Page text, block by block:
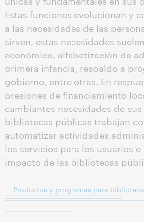
Estas funciones evolucionan y
a las necesidades de las
sirven, estas necesidades
económico, alfabetización de
primera infancia, respaldo a
gobierno, entre otras. En
presiones de financiamiento
cambiantes necesidades de
bibliotecas públicas trabajan
automatizar actividades
los servicios para los usuarios
impacto de las bibliotecas
Productos y programas para